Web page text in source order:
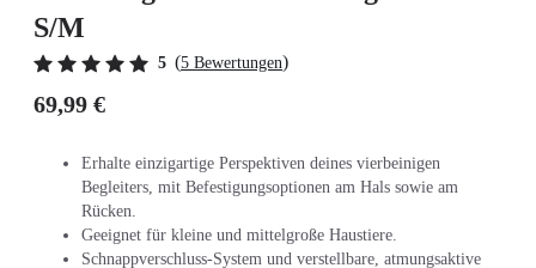
S/M
5 (5 Bewertungen)
69,99 €
Erhalte einzigartige Perspektiven deines vierbeinigen
Begleiters, mit Befestigungsoptionen am Hals sowie am
Rücken.
Geeignet für kleine und mittelgroße Haustiere.
Schnappverschluss-System und verstellbare, atmungsaktive